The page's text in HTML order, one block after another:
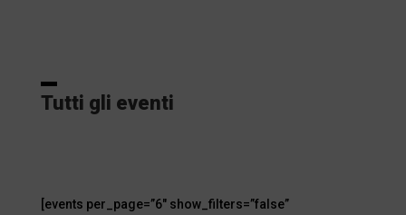
Tutti gli eventi
[events per_page=”6″ show_filters=”false”